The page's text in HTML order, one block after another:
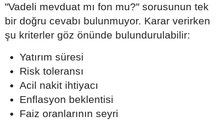
"Vadeli mevduat mı fon mu?" sorusunun tek
bir doğru cevabı bulunmuyor. Karar verirken
şu kriterler göz önünde bulundurulabilir:
Yatırım süresi
Risk toleransı
Acil nakit ihtiyacı
Enflasyon beklentisi
Faiz oranlarının seyri